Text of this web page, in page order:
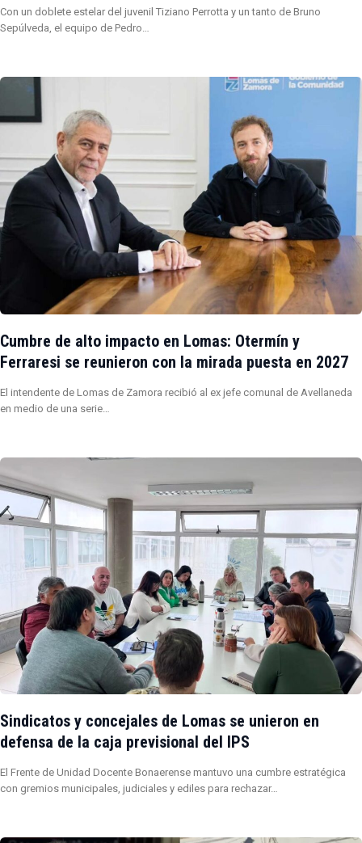
Con un doblete estelar del juvenil Tiziano Perrotta y un tanto de Bruno
Sepúlveda, el equipo de Pedro…
Cumbre de alto impacto en Lomas: Otermín y
Ferraresi se reunieron con la mirada puesta en 2027
El intendente de Lomas de Zamora recibió al ex jefe comunal de Avellaneda
en medio de una serie…
Sindicatos y concejales de Lomas se unieron en
defensa de la caja previsional del IPS
El Frente de Unidad Docente Bonaerense mantuvo una cumbre estratégica
con gremios municipales, judiciales y ediles para rechazar…